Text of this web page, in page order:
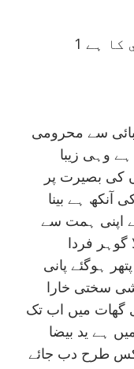
کا ہے
سے محرومی
ہے وہی زيبا
کی بصيرت پر
آنکھ ہے بينا
اپنی ہمت سے
گوہر فردا
ہوگئے پانی
سختی خارا
گھات ميں اب تک
ہے يد بيضا
طرح دب جائے